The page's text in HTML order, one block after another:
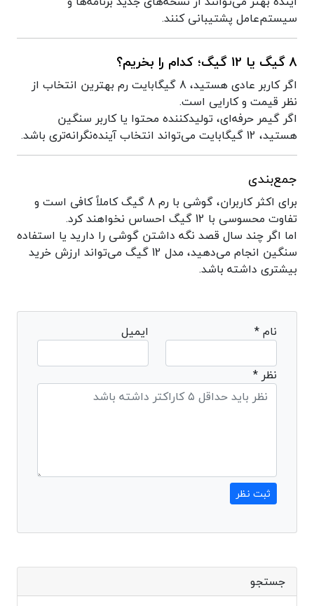
سیستم‌عامل پشتیبانی کنند.
8 گیگ یا 12 گیگ؛ کدام را بخریم؟
اگر کاربر عادی هستید، 8 گیگابایت رم بهترین انتخاب از
نظر قیمت و کارایی است.
اگر گیمر حرفه‌ای، تولیدکننده محتوا یا کاربر سنگین
هستید، 12 گیگابایت می‌تواند انتخاب آینده‌نگرانه‌تری باشد.
جمع‌بندی
برای اکثر کاربران، گوشی با رم 8 گیگ کاملاً کافی است و
تفاوت محسوسی با 12 گیگ احساس نخواهند کرد.
اما اگر چند سال قصد نگه داشتن گوشی را دارید یا استفاده
سنگین انجام می‌دهید، مدل 12 گیگ می‌تواند ارزش خرید
بیشتری داشته باشد.
نام * ایمیل
نظر *
ثبت نظر
جستجو